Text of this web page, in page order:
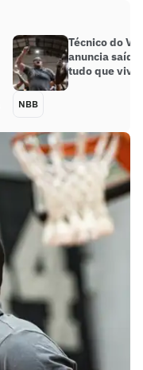
Técnico do
anuncia
tudo que vivi’
NBB